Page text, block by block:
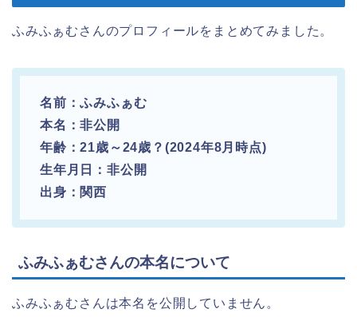
ふみふぁむさんのプロフィールをまとめてみました。
名前：ふみふぁむ
本名：非公開
年齢：21歳～24歳？(2024年8月時点)
生年月日：非公開
出身：関西
ふみふぁむさんの本名について
ふみふぁむさんは本名を公開していません。